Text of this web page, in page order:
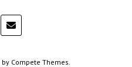
by Compete Themes.